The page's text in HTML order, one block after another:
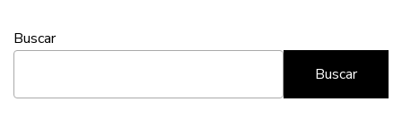
Buscar
Buscar